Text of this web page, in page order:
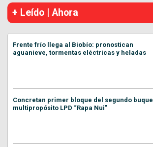
+ Leído | Ahora
Frente frío llega al Biobío: pronostican
aguanieve, tormentas eléctricas y heladas
Concretan primer bloque del segundo buque
multipropósito LPD “Rapa Nui”